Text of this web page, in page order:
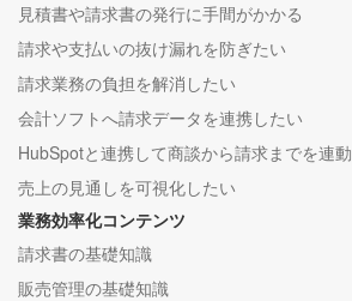
見積書や請求書の発行に手間がかかる
請求や支払いの抜け漏れを防ぎたい
請求業務の負担を解消したい
会計ソフトへ請求データを連携したい
HubSpotと連携して商談から請求までを連動
売上の見通しを可視化したい
業務効率化コンテンツ
請求書の基礎知識
販売管理の基礎知識